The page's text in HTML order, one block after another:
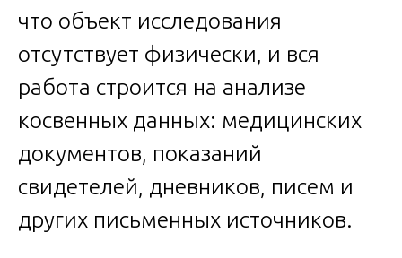
что объект исследования
отсутствует физически, и вся
работа строится на анализе
косвенных данных: медицинских
документов, показаний
свидетелей, дневников, писем и
других письменных источников.